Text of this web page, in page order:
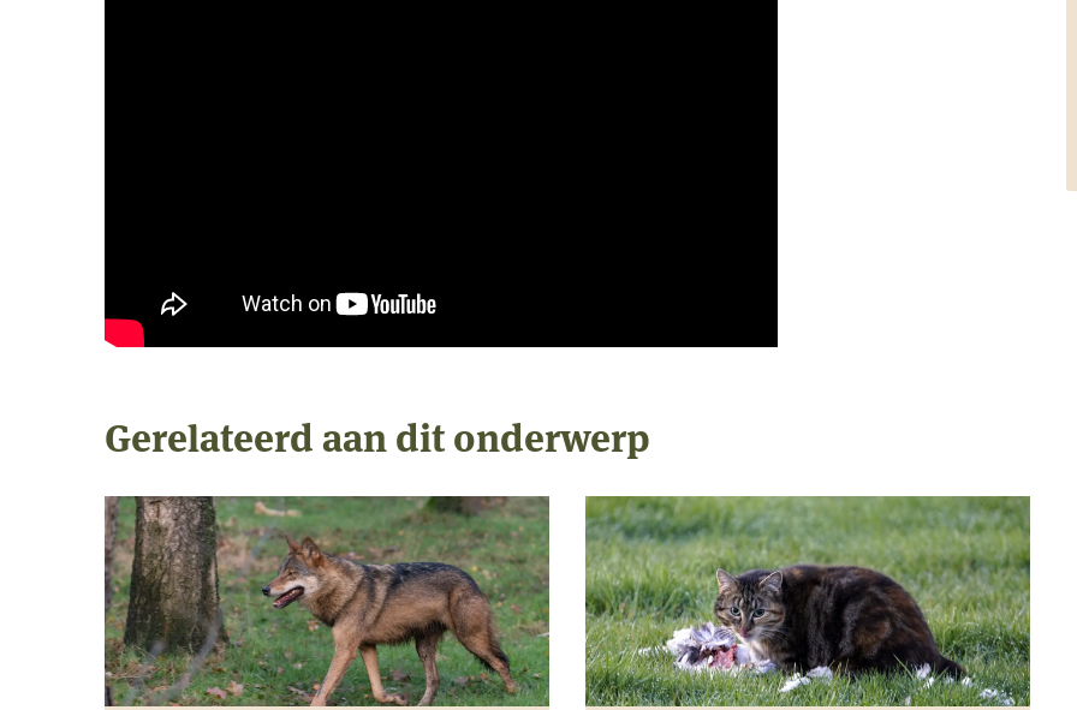
Gerelateerd aan dit onderwerp